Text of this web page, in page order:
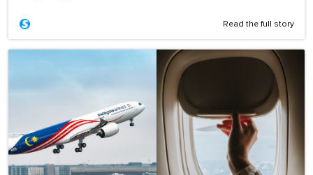
Read the full story